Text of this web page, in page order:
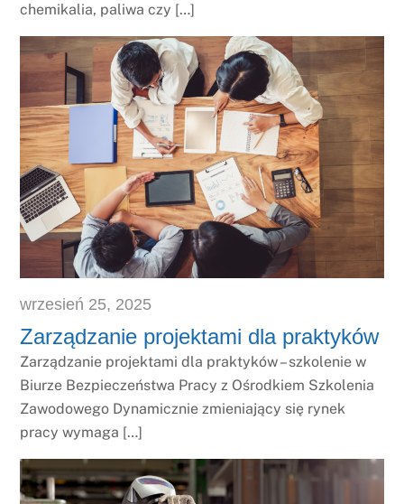
chemikalia, paliwa czy […]
wrzesień 25, 2025
Zarządzanie projektami dla praktyków
Zarządzanie projektami dla praktyków – szkolenie w
Biurze Bezpieczeństwa Pracy z Ośrodkiem Szkolenia
Zawodowego Dynamicznie zmieniający się rynek
pracy wymaga […]